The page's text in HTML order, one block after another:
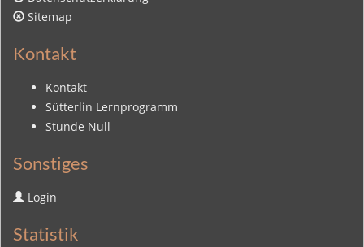
Sitemap
Kontakt
Kontakt
Sütterlin Lernprogramm
Stunde Null
Sonstiges
Login
Statistik